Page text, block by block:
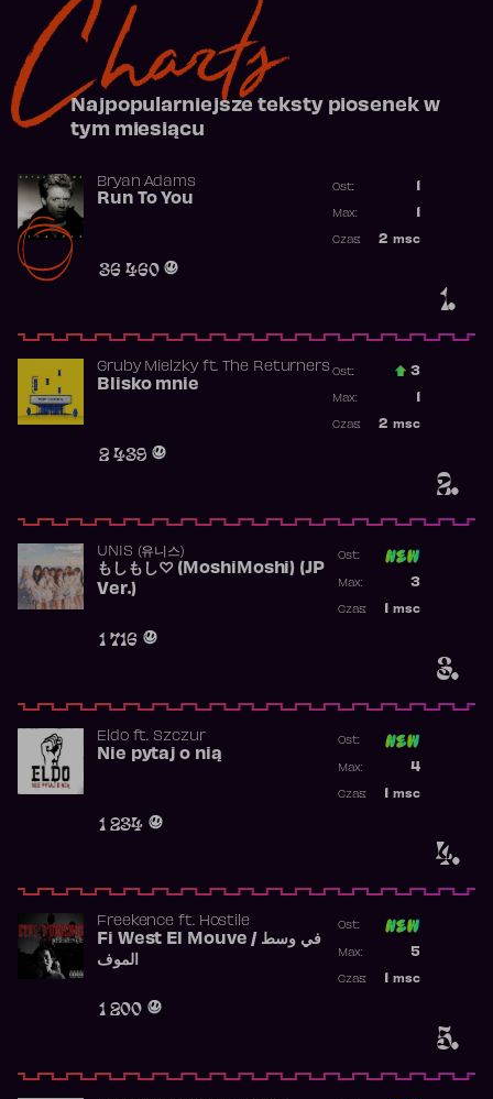
Charts
Najpopularniejsze teksty piosenek w
tym miesiącu
1.
Bryan Adams
Run To You
36 460
Ost.:
Max:
2 msc
Czas:
2.
Gruby Mielzkyft. The Returners
Blisko mnie
2 439
Ost.: 3
Max:
2 msc
Czas:
3.
UNIS (유니스)
もしもし♡ (MoshiMoshi) (JP
Ver.)
1 716
Ost:
3
Max:
msc
Czas:
4.
Eldoft. Szczur
Nie pytaj o nią
1 234
Ost:
4
Max:
msc
Czas:
5.
Freekence ft. Hostile
Fi West El Mouve / في وسط
الموف
1 200
Ost:
5
Max:
msc
Czas: